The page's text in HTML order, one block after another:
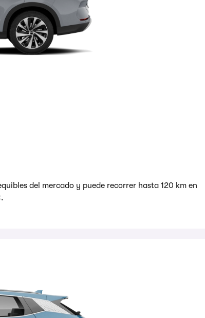
del mercado y puede recorrer hasta 120 km en